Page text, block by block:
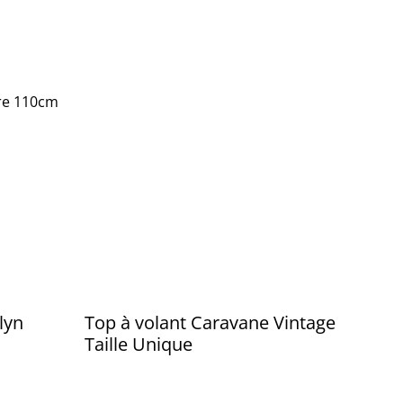
110cm
Top à volant Caravane Vintage
Taille Unique